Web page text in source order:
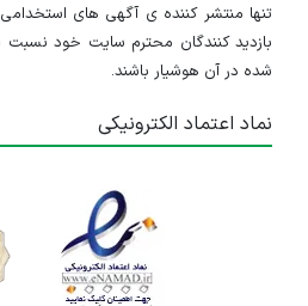
تنها منتشر کننده ی آگهی های استخدامی
بازدید کنندگان محترم سایت خود
شده در آن هوشیار باشند.
نماد اعتماد الکترونیکی